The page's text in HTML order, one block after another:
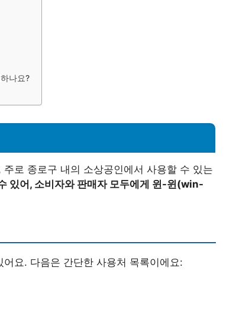
나요?
로 종로구 내의 소상공인에서 사용할 수 있는
있어, 소비자와 판매자 모두에게 윈-윈(win-
요. 다음은 간단한 사용처 목록이에요: